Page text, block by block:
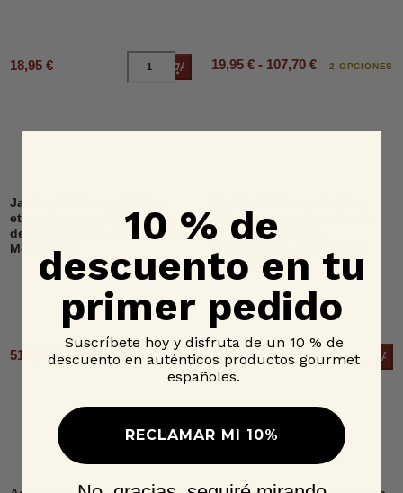
18,95 € Añadir al carrito
19,95 € - 107,70 € 2 OPCIONES
Jamón 100% raza ibérica,
etiqueta negra, D.O.P. Dehesa
de Extremadura, Señorío de
Montanera
515,00 € - 650,00 € 6 OPCIONES
etiqueta negra, loncheado,
D.O.P. Dehesa de
Montanera
27,95 €
10 % de
descuento en tu
primer pedido
Suscríbete hoy y disfruta de un 10 % de
descuento en auténticos productos gourmet
españoles.
RECLAMAR MI 10%